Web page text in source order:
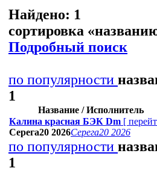
Найдено: 1
сортировка «
Подробный поиск
по популярности
1
Название / Исполнитель
Калина красная БЭК Dm [
Серега20 2026Серега20 2026
по популярности
1